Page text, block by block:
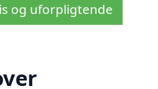
og uforpligtende